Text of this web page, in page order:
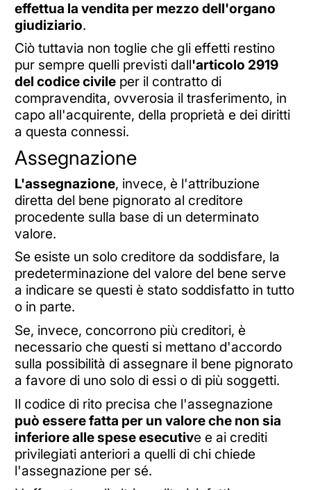
effettua la vendita per mezzo dell'organo
giudiziario.
Ciò tuttavia non toglie che gli effetti restino
pur sempre quelli previsti dall'articolo 2919
del codice civileper il contratto di
compravendita, ovverosia il trasferimento, in
capo all'acquirente, della proprietà e dei diritti
a questa connessi.
Assegnazione
L'assegnazione, invece, è l'attribuzione
diretta del bene pignorato al creditore
procedente sulla base di un determinato
valore.
Se esiste un solo creditore da soddisfare, la
predeterminazione del valore del bene serve
a indicare se questi è stato soddisfatto in tutto
o in parte.
Se, invece, concorrono più creditori, è
necessario che questi si mettano d'accordo
sulla possibilità di assegnare il bene pignorato
a favore di uno solo di essi o di più soggetti.
Il codice di rito precisa che l'assegnazione
può essere fatta per un valore che non sia
inferiore alle spese esecutive e ai crediti
privilegiati anteriori a quelli di chi chiede
l'assegnazione per sé.